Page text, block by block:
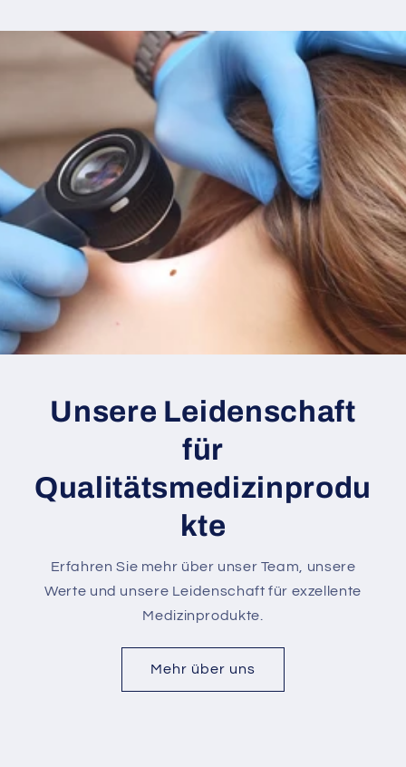
Unsere Leidenschaft
für
Qualitätsmedizinprodu
kte
Erfahren Sie mehr über unser Team, unsere
Werte und unsere Leidenschaft für exzellente
Medizinprodukte.
Mehr über uns